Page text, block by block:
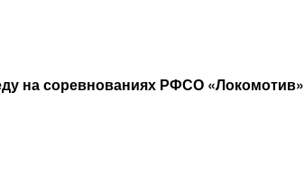
на соревнованиях РФСО «Локомотив»